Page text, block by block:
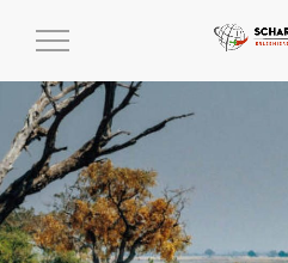
MENÜ
UND
AUSKLAPPEN